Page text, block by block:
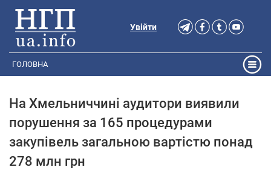
Увійти
ГОЛОВНА
На Хмельниччині аудитори виявили
порушення за 165 процедурами
закупівель загальною вартістю понад
278 млн грн